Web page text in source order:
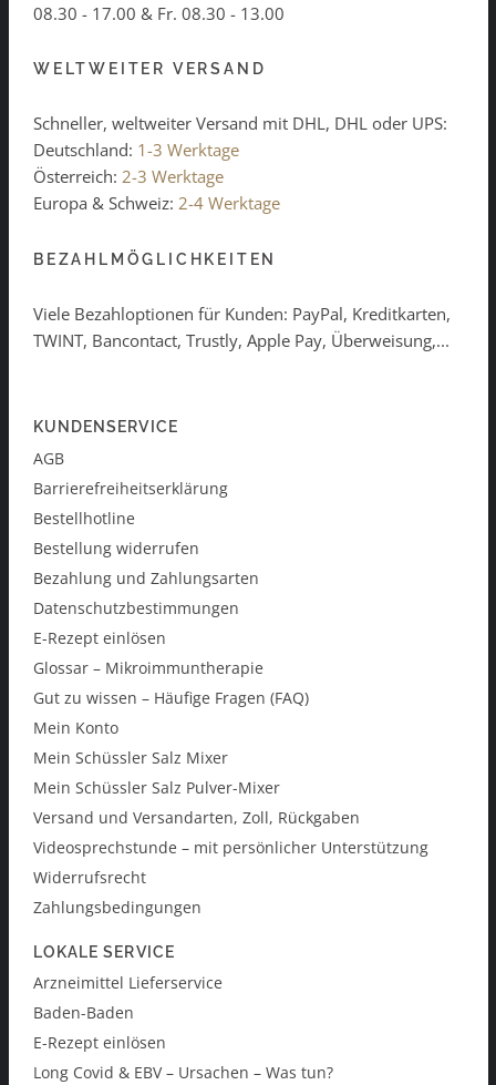
08.30 - 17.00 & Fr. 08.30 - 13.00
WELTWEITER VERSAND
Schneller, weltweiter Versand mit DHL, DHL oder UPS:
Deutschland: 1-3 Werktage
Österreich: 2-3 Werktage
Europa & Schweiz: 2-4 Werktage
BEZAHLMÖGLICHKEITEN
Viele Bezahloptionen für Kunden: PayPal, Kreditkarten,
TWINT, Bancontact, Trustly, Apple Pay, Überweisung,...
KUNDENSERVICE
AGB
Barrierefreiheitserklärung
Bestellhotline
Bestellung widerrufen
Bezahlung und Zahlungsarten
Datenschutzbestimmungen
E-Rezept einlösen
Glossar – Mikroimmuntherapie
Gut zu wissen – Häufige Fragen (FAQ)
Mein Konto
Mein Schüssler Salz Mixer
Mein Schüssler Salz Pulver-Mixer
Versand und Versandarten, Zoll, Rückgaben
Videosprechstunde – mit persönlicher Unterstützung
Widerrufsrecht
Zahlungsbedingungen
LOKALE SERVICE
Arzneimittel Lieferservice
Baden-Baden
E-Rezept einlösen
Long Covid & EBV – Ursachen – Was tun?